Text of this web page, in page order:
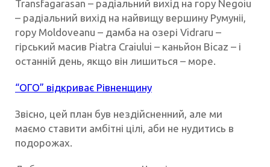
Transfagarasan – радіальний вихід на гору Negoiu
– радіальний вихід на найвищу вершину Румуніі,
гору Moldoveanu – дамба на озері Vidraru –
гірський масив Piatra Craiului – каньйон Bicaz – і
останній день, якщо він лишиться – море.
“ОГО” відкриває Рівненщину
Звісно, цей план був нездійсненний, але ми
маємо ставити амбітні цілі, аби не нудитись в
подорожах.